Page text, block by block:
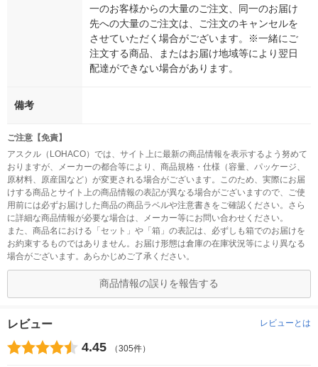
一のお客様からの大量のご注文、同一のお届け
先への大量のご注文は、ご注文のキャンセルを
させていただく場合がございます。※一緒にご
注文する商品、またはお届け地域等により翌日
配達ができない場合があります。
備考
ご注意【免責】
アスクル（LOHACO）では、サイト上に最新の商品情報を表示するよう努めて
おりますが、メーカーの都合等により、商品規格・仕様（容量、パッケージ、
原材料、原産国など）が変更される場合がございます。このため、実際にお届
けする商品とサイト上の商品情報の表記が異なる場合がございますので、ご使
用前には必ずお届けした商品の商品ラベルや注意書きをご確認ください。さら
に詳細な商品情報が必要な場合は、メーカー等にお問い合わせください。
また、商品名における「セット」や「箱」の表記は、必ずしも箱でのお届けを
お約束するものではありません。お届け形態は倉庫の在庫状況等により異なる
場合がございます。あらかじめご了承ください。
商品情報の誤りを報告する
レビュー レビューとは
4.45 （305件）